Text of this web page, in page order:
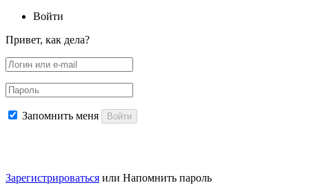
Войти
Привет, как дела?
Запомнить меня Войти
Зарегистрироваться или Напомнить пароль